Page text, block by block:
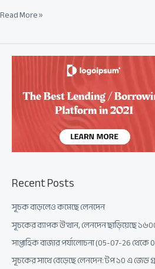
Read More »
Recent Posts
সূচক বাড়লেও কমেছে লেনদেন
সূচকের ব্যাপক উত্থান, লেনদেন ছাড়িয়েছে
সাপ্তাহিক বাজার পর্যালোচনা (05-07-26
সূচকের সাথে বেড়েছে লেনদেন: টপ ১০ এ জেড